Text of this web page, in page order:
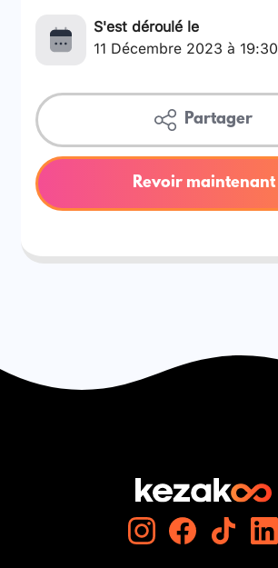
S'est déroulé le
11 Décembre 2023 à 19:30
Partager
Revoir maintenant